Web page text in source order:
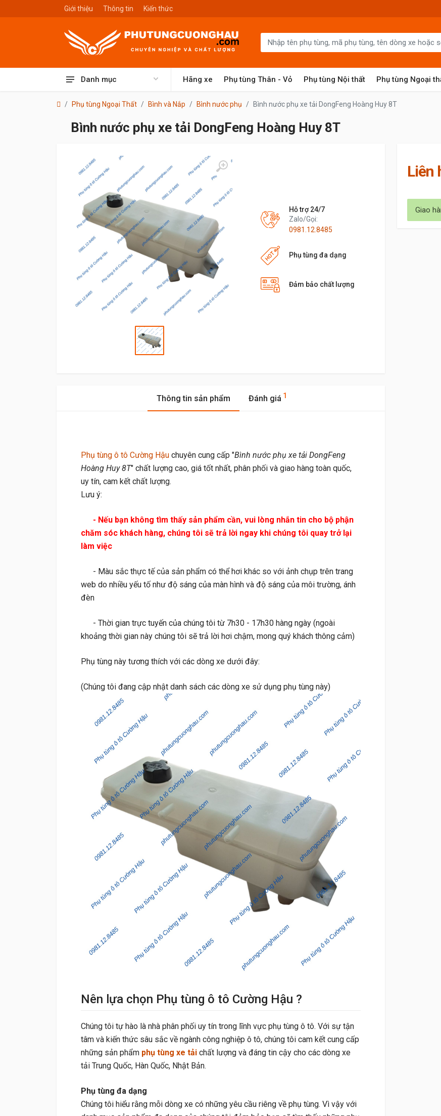
Giới thiệu Thông tin Kiến thức
Danh mục Hãng xe Phụ tùng Thân - Vỏ Phụ tùng Nội thất Phụ tùng Ngoại
Phụ tùng Ngoại Thất Bình và Nắp Bình nước phụ Bình nước phụ xe tải DongFeng Hoàng Huy 8T
Bình nước phụ xe tải DongFeng Hoàng Huy 8T
Hỗ trợ 24/7
Zalo/Gọi:
0981.12.8485
Phụ tùng đa dạng
Đảm bảo chất lượng
Liên
Giao
Thông tin sản phẩm Đánh giá 1
Phụ tùng ô tô Cường Hậu chuyên cung cấp "Bình nước phụ xe tải DongFeng
Hoàng Huy 8T" chất lượng cao, giá tốt nhất, phân phối và giao hàng toàn quốc,
uy tín, cam kết chất lượng.
Lưu ý:
- Nếu bạn không tìm thấy sản phẩm cần, vui lòng nhắn tin cho bộ phận
chăm sóc khách hàng, chúng tôi sẽ trả lời ngay khi chúng tôi quay trở lại
làm việc
- Màu sắc thực tế của sản phẩm có thể hơi khác so với ảnh chụp trên trang
web do nhiều yếu tố như độ sáng của màn hình và độ sáng của môi trường, ánh
đèn
- Thời gian trực tuyến của chúng tôi từ 7h30 - 17h30 hàng ngày (ngoài
khoảng thời gian này chúng tôi sẽ trả lời hơi chậm, mong quý khách thông cảm)
Phụ tùng này tương thích với các dòng xe dưới đây:
(Chúng tôi đang cập nhật danh sách các dòng xe sử dụng phụ tùng này)
Nên lựa chọn Phụ tùng ô tô Cường Hậu ?
Chúng tôi tự hào là nhà phân phối uy tín trong lĩnh vực phụ tùng ô tô. Với sự tận
tâm và kiến thức sâu sắc về ngành công nghiệp ô tô, chúng tôi cam kết cung cấp
những sản phẩm phụ tùng xe tải chất lượng và đáng tin cậy cho các dòng xe
tải Trung Quốc, Hàn Quốc, Nhật Bản.
Phụ tùng đa dạng
Chúng tôi hiểu rằng mỗi dòng xe có những yêu cầu riêng về phụ tùng. Vì vậy với